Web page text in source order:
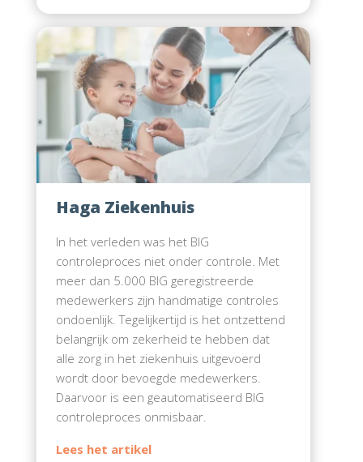
Haga Ziekenhuis
In het verleden was het BIG
controleproces niet onder controle. Met
meer dan 5.000 BIG geregistreerde
medewerkers zijn handmatige controles
ondoenlijk. Tegelijkertijd is het ontzettend
belangrijk om zekerheid te hebben dat
alle zorg in het ziekenhuis uitgevoerd
wordt door bevoegde medewerkers.
Daarvoor is een geautomatiseerd BIG
controleproces onmisbaar.